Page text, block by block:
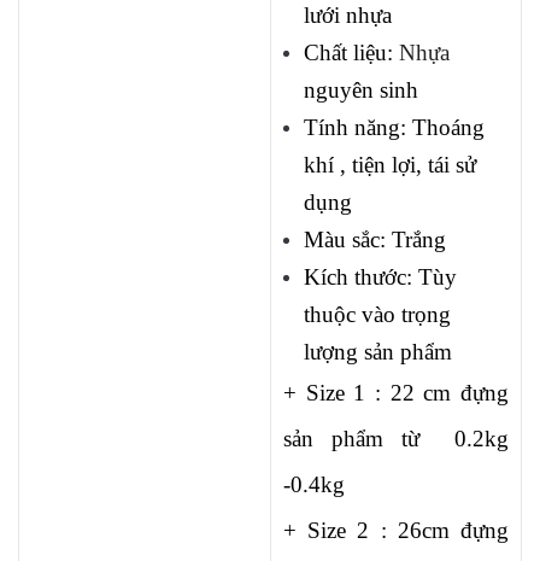
lưới nhựa
Chất liệu: Nhựa
nguyên sinh
Tính năng: Thoáng
khí , tiện lợi, tái sử
dụng
Màu sắc: Trắng
Kích thước: Tùy
thuộc vào trọng
lượng sản phẩm
+ Size 1 : 22 cm đựng
sản phẩm từ 0.2kg
-0.4kg
+ Size 2 : 26cm đựng